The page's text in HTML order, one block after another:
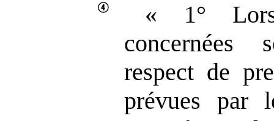
« 1°
concernées
respect de
prévues par